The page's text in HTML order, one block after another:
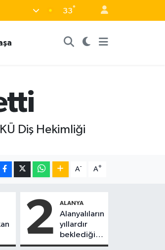
33°
Diş Hekimliği
A- A+
2 ALANYA
Alanyalıların
yıllardır
beklediği
yol askıdan